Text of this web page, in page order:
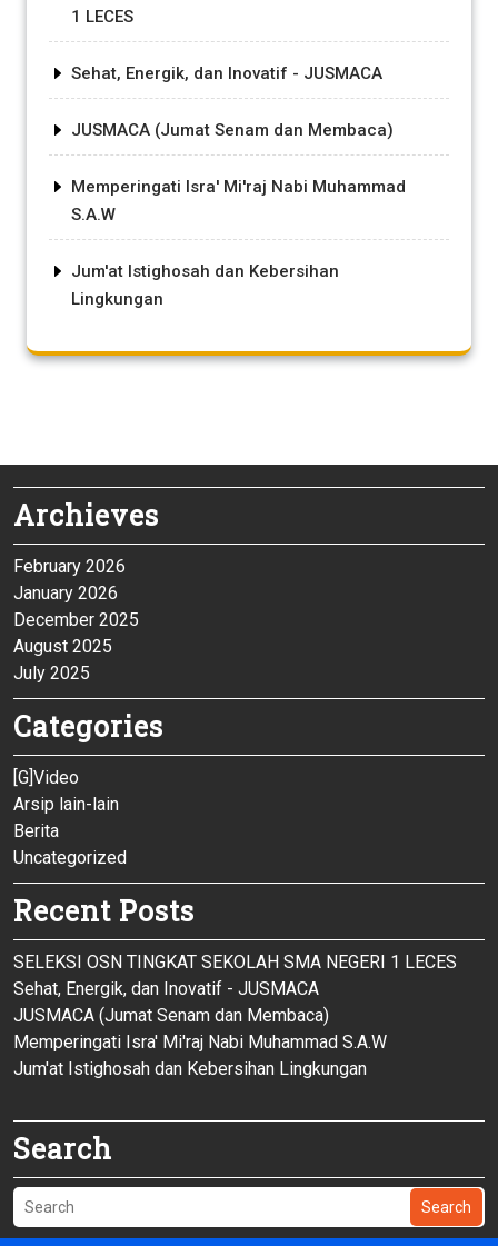
1 LECES
Sehat, Energik, dan Inovatif - JUSMACA
JUSMACA (Jumat Senam dan Membaca)
Memperingati Isra' Mi'raj Nabi Muhammad
S.A.W
Jum'at Istighosah dan Kebersihan
Lingkungan
Archieves
February 2026
January 2026
December 2025
August 2025
July 2025
Categories
[G]Video
Arsip lain-lain
Berita
Uncategorized
Recent Posts
SELEKSI OSN TINGKAT SEKOLAH SMA NEGERI 1 LECES
Sehat, Energik, dan Inovatif - JUSMACA
JUSMACA (Jumat Senam dan Membaca)
Memperingati Isra' Mi'raj Nabi Muhammad S.A.W
Jum'at Istighosah dan Kebersihan Lingkungan
Search
Search